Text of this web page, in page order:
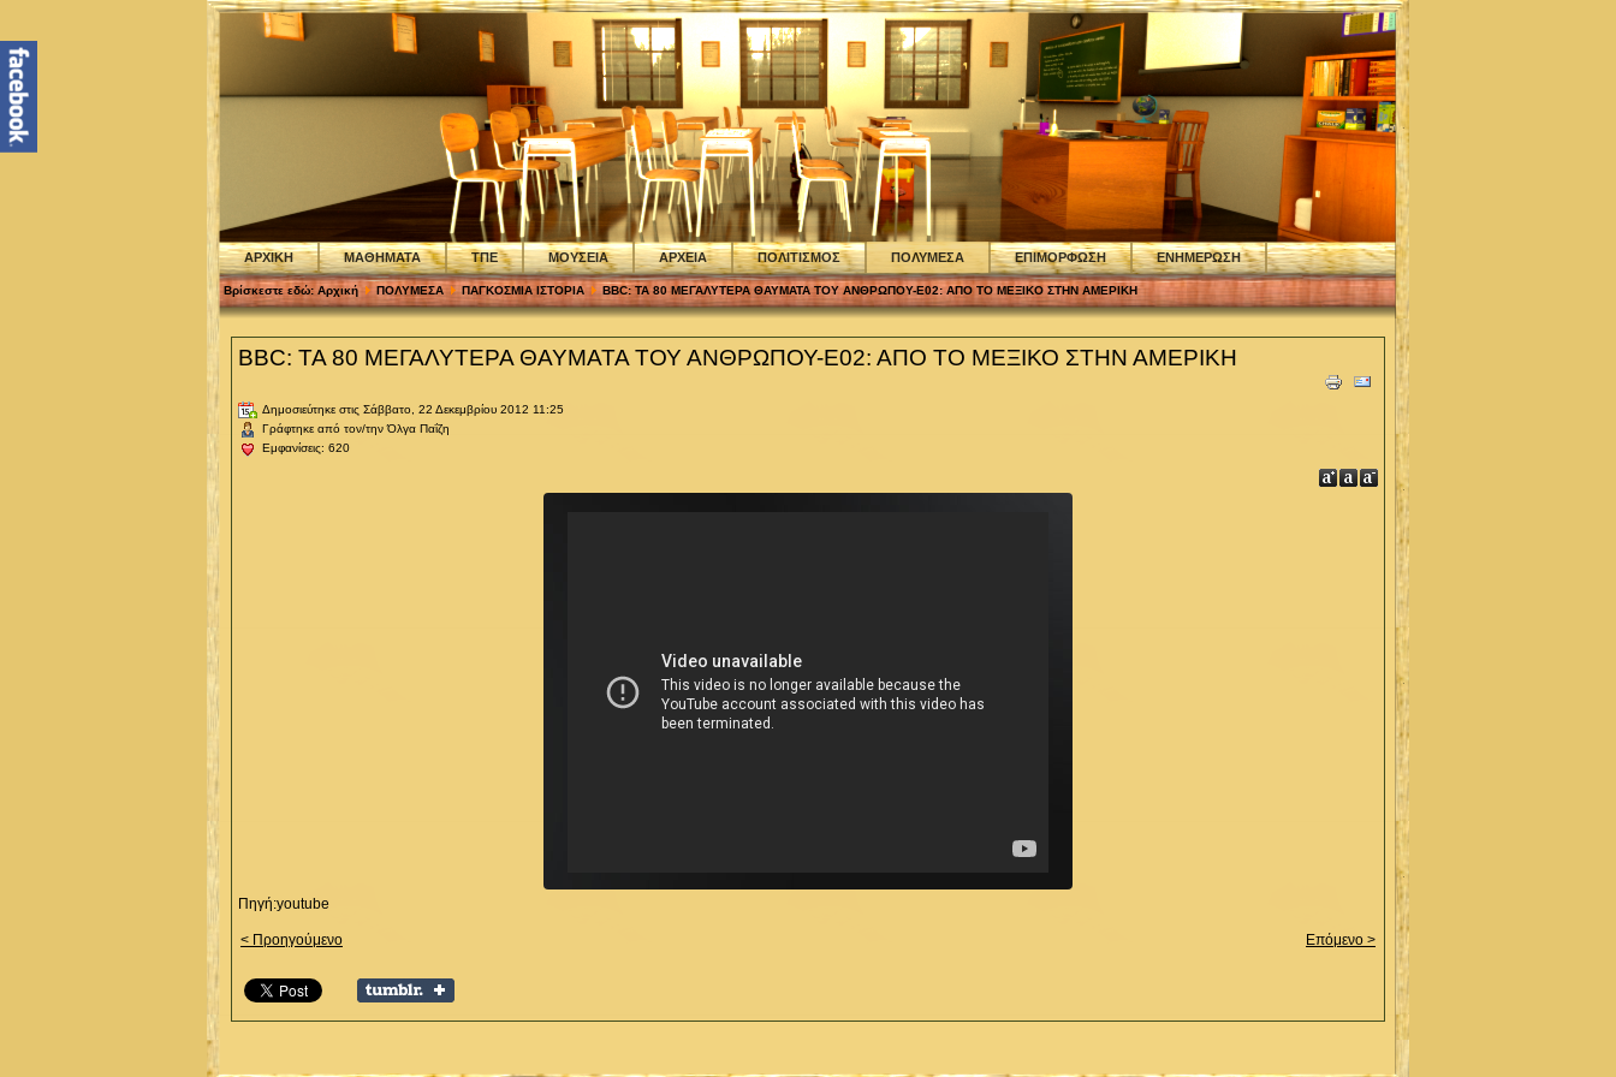
ΑΡΧΙΚΗ ΜΑΘΗΜΑΤΑ ΤΠΕ ΜΟΥΣΕΙΑ ΑΡΧΕΙΑ ΠΟΛΙΤΙΣΜΟΣ ΠΟΛΥΜΕΣΑ ΕΠΙΜΟΡΦΩΣΗ ΕΝΗΜΕΡΩΣΗ
Βρίσκεστε εδώ: Αρχική ΠΟΛΥΜΕΣΑ ΠΑΓΚΟΣΜΙΑ ΙΣΤΟΡΙΑ BBC: ΤΑ 80 ΜΕΓΑΛΥΤΕΡΑ ΘΑΥΜΑΤΑ ΤΟΥ ΑΝΘΡΩΠΟΥ-Ε02: ΑΠΟ ΤΟ ΜΕΞΙΚΟ ΣΤΗΝ ΑΜΕΡΙΚΗ
BBC: ΤΑ 80 ΜΕΓΑΛΥΤΕΡΑ ΘΑΥΜΑΤΑ ΤΟΥ ΑΝΘΡΩΠΟΥ-Ε02: ΑΠΟ ΤΟ ΜΕΞΙΚΟ ΣΤΗΝ ΑΜΕΡΙΚΗ
Δημοσιεύτηκε στις Σάββατο, 22 Δεκεμβρίου 2012 11:25
Γράφτηκε από τον/την Όλγα Παΐζη
Εμφανίσεις: 620
Πηγή:youtube
< Προηγούμενο Επόμενο >